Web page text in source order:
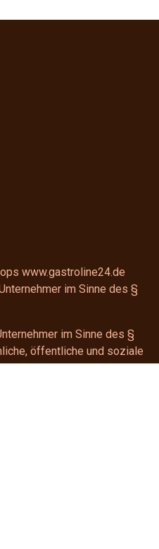
www.gastroline24.de
im Sinne des §
im Sinne des §
öffentliche und soziale